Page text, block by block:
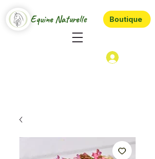
Equine Naturelle Boutique